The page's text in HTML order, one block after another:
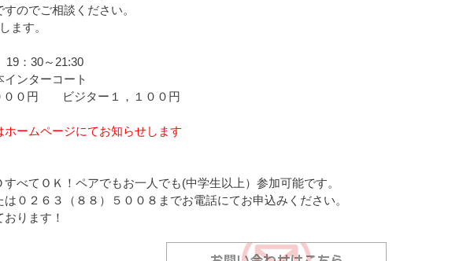
のでご相談ください。
ます。
：30～21:30
ンターコート
００円 ビジター１，１００円
ホームページにてお知らせします
べてＯＫ！ペアでもお一人でも(中学生以上）参加可能です。
０２６３（８８）５００８までお電話にてお申込みください。
ります！